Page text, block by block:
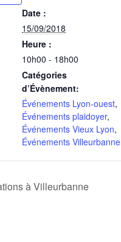
Date :
15/09/2018
Heure :
10h00 - 18h00
Catégories
d’Évènement:
Événements Lyon-ouest,
Événements plaidoyer,
Événements Vieux Lyon,
Événements Villeurbanne
à Villeurbanne